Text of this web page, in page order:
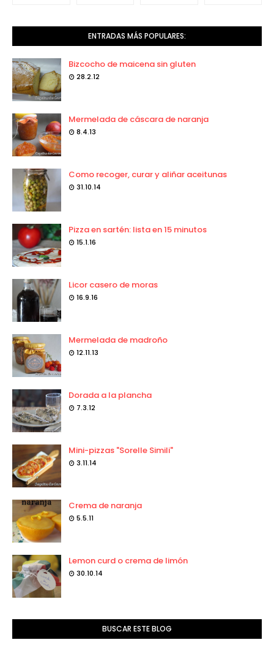
ENTRADAS MÁS POPULARES:
Bizcocho de maicena sin gluten
28.2.12
Mermelada de cáscara de naranja
8.4.13
Como recoger, curar y aliñar aceitunas
31.10.14
Pizza en sartén: lista en 15 minutos
15.1.16
Licor casero de moras
16.9.16
Mermelada de madroño
12.11.13
Dorada a la plancha
7.3.12
Mini-pizzas "Sorelle Simili"
3.11.14
Crema de naranja
5.5.11
Lemon curd o crema de limón
30.10.14
BUSCAR ESTE BLOG